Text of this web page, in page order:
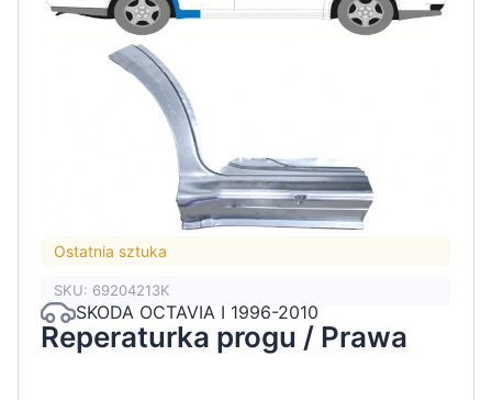
Ostatnia sztuka
SKU: 69204213K
SKODA OCTAVIA I 1996-2010
Reperaturka progu / Prawa